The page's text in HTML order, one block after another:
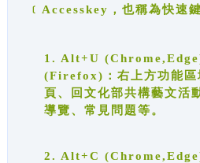
﹝Accesskey，也稱為快速
1. Alt+U
(Firefox)：右上方功能區
頁、回文化部共構藝文活
導覽、常見問題等。
2. Alt+C